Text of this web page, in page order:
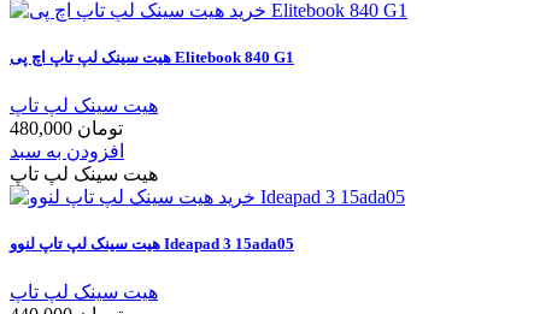
هیت سینک لپ تاپ اچ پی Elitebook 840 G1
هیت سینک لپ تاپ
480,000 تومان
افزودن به سبد
هیت سینک لپ تاپ
هیت سینک لپ تاپ لنوو Ideapad 3 15ada05
هیت سینک لپ تاپ